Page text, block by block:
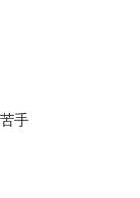
手